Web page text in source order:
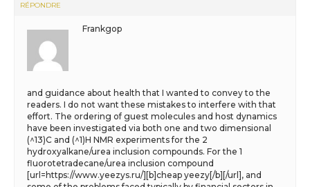
RÉPONDRE
Frankgop
and guidance about health that I wanted to convey to the
readers. I do not want these mistakes to interfere with that
effort. The ordering of guest molecules and host dynamics
have been investigated via both one and two dimensional
(^13)C and (^1)H NMR experiments for the 2
hydroxyalkane/urea inclusion compounds. For the 1
fluorotetradecane/urea inclusion compound
[url=https://www.yeezys.ru/][b]cheap yeezy[/b][/url], and